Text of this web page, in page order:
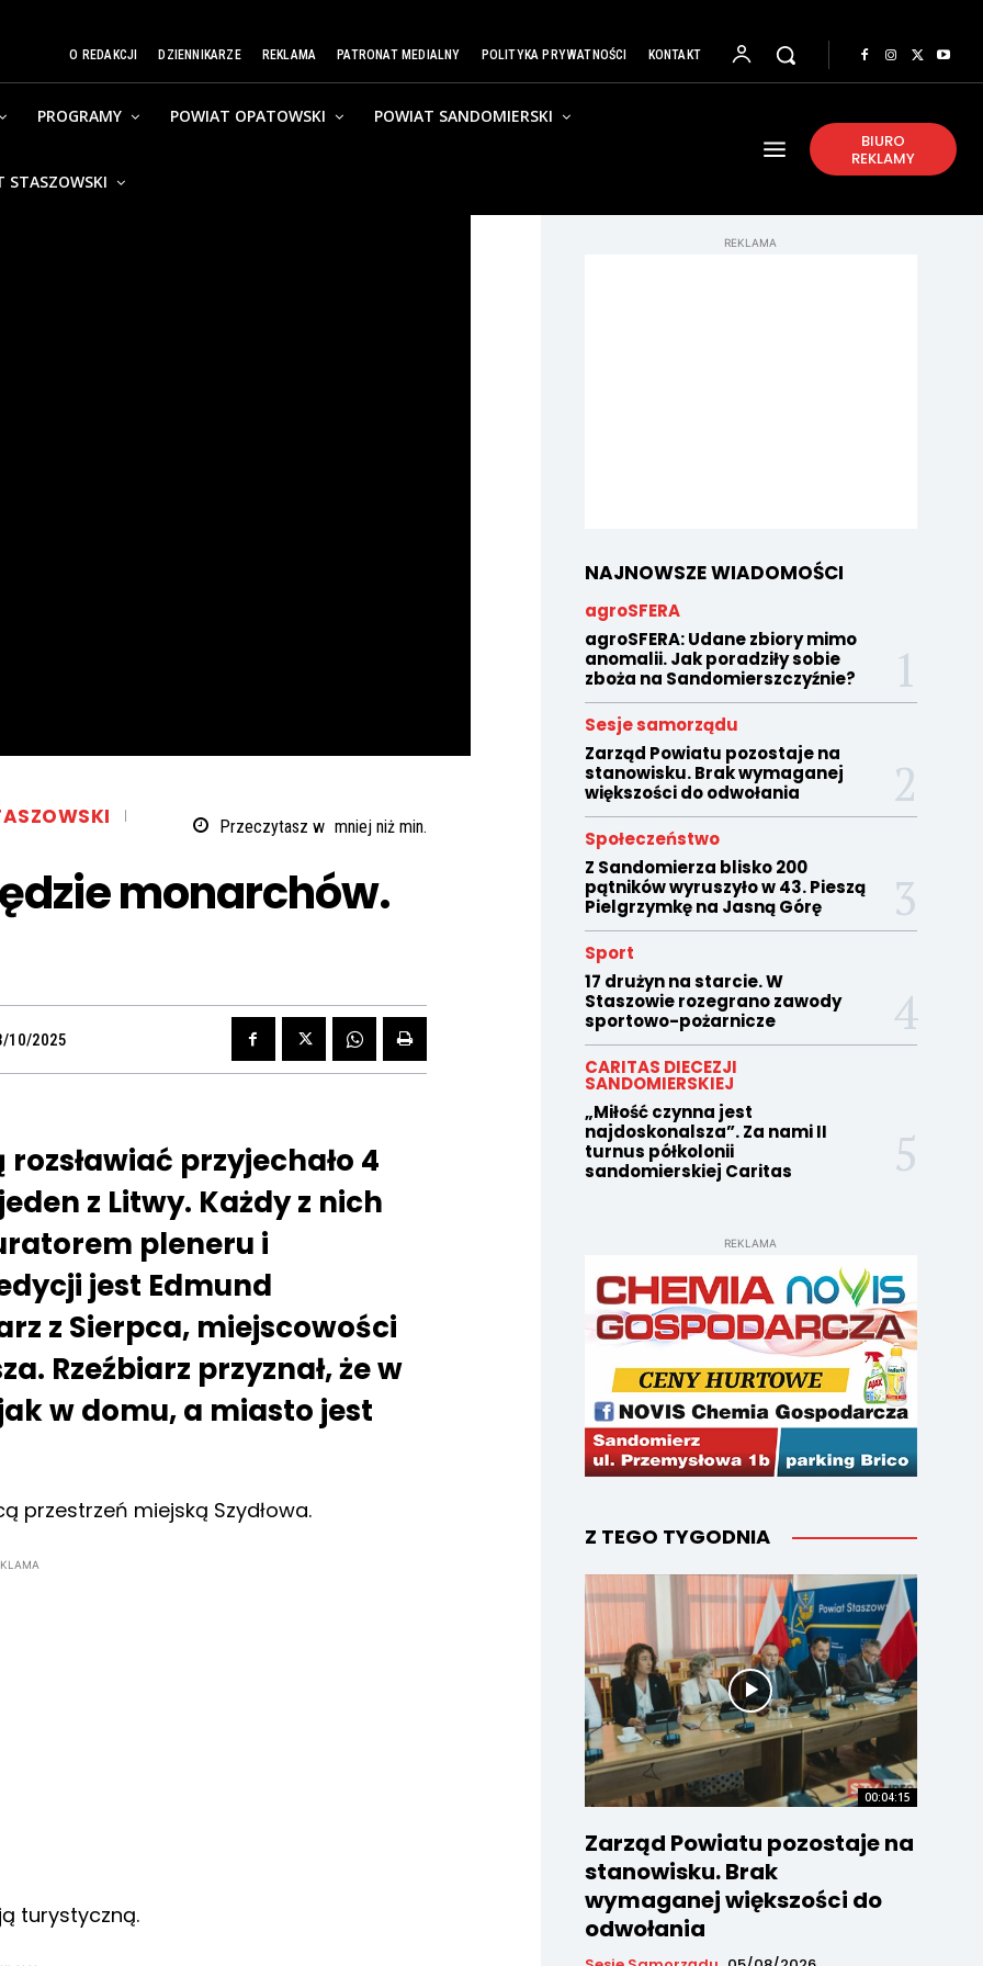
O REDAKCJI DZIENNIKARZE REKLAMA PATRONAT MEDIALNY POLITYKA PRYWATNOŚCI KONTAKT
PROGRAMY POWIAT OPATOWSKI POWIAT SANDOMIERSKI
STASZOWSKI
BIURO
REKLAMY
Przeczytasz w mniej niżmin.
monarchów.
10/2025
przyjechało 4
z Litwy. Każdy z nich
pleneru i
jest Edmund
z Sierpca, miejscowości
Rzeźbiarz przyznał, że w
w domu, a miasto jest
przestrzeń miejską Szydłowa.
turystyczną.
REKLAMA
NAJNOWSZE WIADOMOŚCI
agroSFERA
agroSFERA: Udane zbiory mimo
anomalii. Jak poradziły sobie
zboża na Sandomierszczyźnie?
Sesje samorządu
Zarząd Powiatu pozostaje na
stanowisku. Brak wymaganej
większości do odwołania
Społeczeństwo
Z Sandomierza blisko 200
pątników wyruszyło w 43. Pieszą
Pielgrzymkę na Jasną Górę
Sport
17 drużyn na starcie. W
Staszowie rozegrano zawody
sportowo-pożarnicze
CARITAS DIECEZJI
SANDOMIERSKIEJ
„Miłość czynna jest
najdoskonalsza”. Za nami II
turnus półkolonii
sandomierskiej Caritas
REKLAMA
Z TEGO TYGODNIA
00:04:15
Zarząd Powiatu pozostaje na
stanowisku. Brak
wymaganej większości do
odwołania